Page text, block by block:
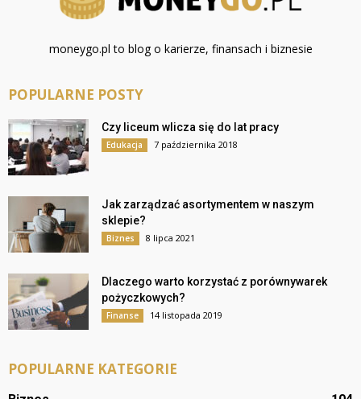
moneygo.pl to blog o karierze, finansach i biznesie
POPULARNE POSTY
Czy liceum wlicza się do lat pracy
Edukacja 7 października 2018
Jak zarządzać asortymentem w naszym
sklepie?
Biznes 8 lipca 2021
Dlaczego warto korzystać z porównywarek
pożyczkowych?
Finanse 14 listopada 2019
POPULARNE KATEGORIE